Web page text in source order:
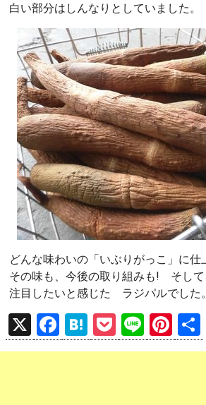
白い部分はしんなりとしていました。
どんな味わいの「いぶりがっこ」に
その味も、今後の取り組みも! そして
注目したいと感じた ラジパルでした。
X
F
a
H
at
P
o
Li
n
Pi
nt